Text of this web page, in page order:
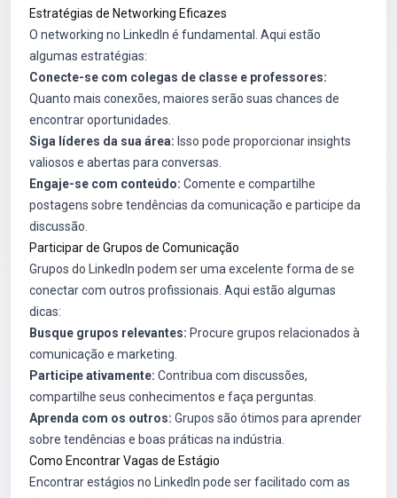
Estratégias de Networking Eficazes
O networking no LinkedIn é fundamental. Aqui estão
algumas estratégias:
Conecte-se com colegas de classe e professores:
Quanto mais conexões, maiores serão suas chances de
encontrar oportunidades.
Siga líderes da sua área: Isso pode proporcionar insights
valiosos e abertas para conversas.
Engaje-se com conteúdo: Comente e compartilhe
postagens sobre tendências da comunicação e participe da
discussão.
Participar de Grupos de Comunicação
Grupos do LinkedIn podem ser uma excelente forma de se
conectar com outros profissionais. Aqui estão algumas
dicas:
Busque grupos relevantes: Procure grupos relacionados à
comunicação e marketing.
Participe ativamente: Contribua com discussões,
compartilhe seus conhecimentos e faça perguntas.
Aprenda com os outros: Grupos são ótimos para aprender
sobre tendências e boas práticas na indústria.
Como Encontrar Vagas de Estágio
Encontrar estágios no LinkedIn pode ser facilitado com as